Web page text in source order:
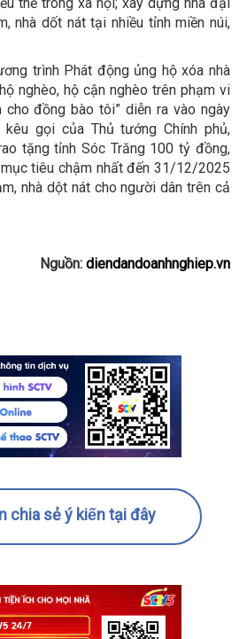
nhà dốt nát tại nhiều tỉnh miền núi,
trình Phát động ủng hộ xóa nhà
nghèo, hộ cận nghèo trên phạm vi
cho đồng bào tôi” diễn ra vào ngày
gọi của Thủ tướng Chính phủ,
tặng tỉnh Sóc Trăng 100 tỷ đồng,
tiêu chậm nhất đến 31/12/2025
nhà dột nát cho người dân trên cả
Nguồn: diendandoanhnghiep.vn
chia sẻ ý kiến tại đây